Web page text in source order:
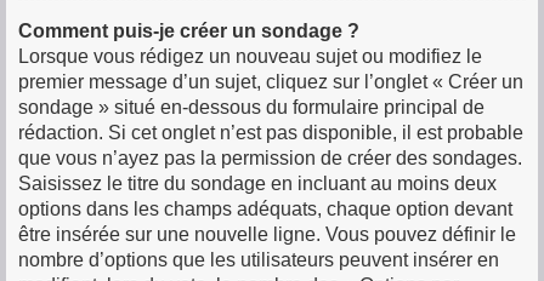
Comment puis-je créer un sondage ?
Lorsque vous rédigez un nouveau sujet ou modifiez le
premier message d’un sujet, cliquez sur l’onglet « Créer un
sondage » situé en-dessous du formulaire principal de
rédaction. Si cet onglet n’est pas disponible, il est probable
que vous n’ayez pas la permission de créer des sondages.
Saisissez le titre du sondage en incluant au moins deux
options dans les champs adéquats, chaque option devant
être insérée sur une nouvelle ligne. Vous pouvez définir le
nombre d’options que les utilisateurs peuvent insérer en